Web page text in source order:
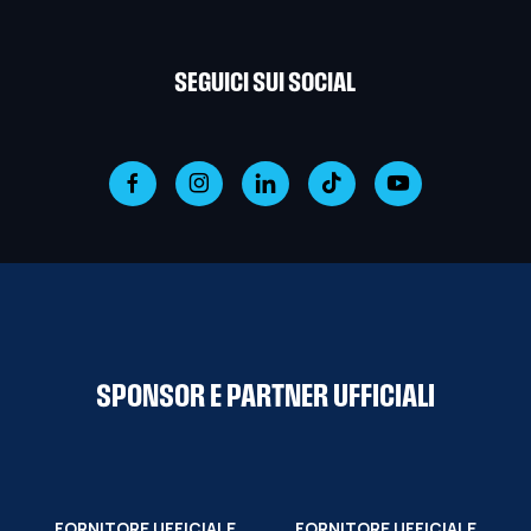
SEGUICI SUI SOCIAL
SPONSOR E PARTNER UFFICIALI